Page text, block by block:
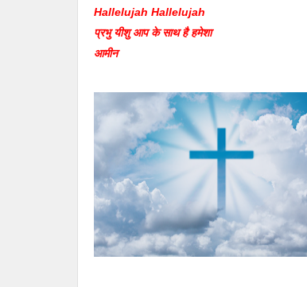
Hallelujah Hallelujah
प्रभु यीशु आप के साथ है हमेशा
आमीन